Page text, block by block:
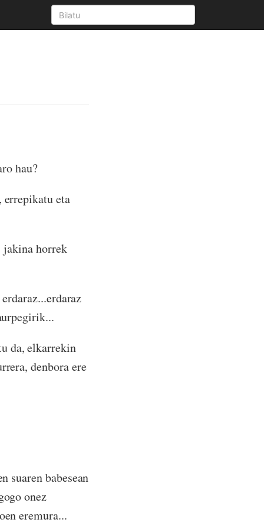
hau?
errepikatu eta
jakina horrek
da, elkarrekin
denbora ere
suaren babesean
onez
eremura...